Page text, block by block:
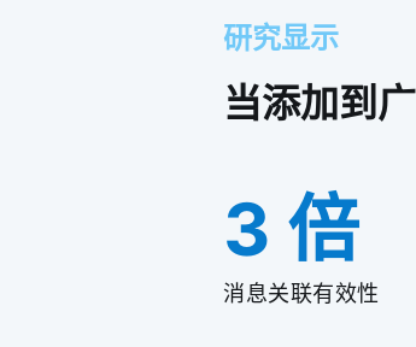
研究显示
当添加到
3 倍
消息关联有效性